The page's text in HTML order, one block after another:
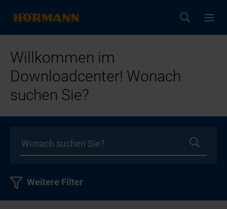
Willkommen im
Downloadcenter! Wonach
suchen Sie?
Weitere Filter